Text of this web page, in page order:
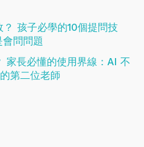
孩子必學的10個提問技
問問題
家長必懂的使用界線：AI 不
第二位老師